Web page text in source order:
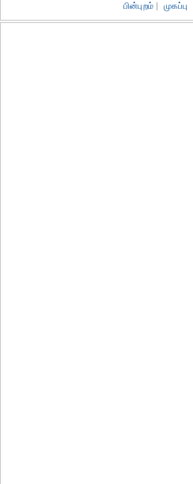
பின்புறம் | முகப்பு